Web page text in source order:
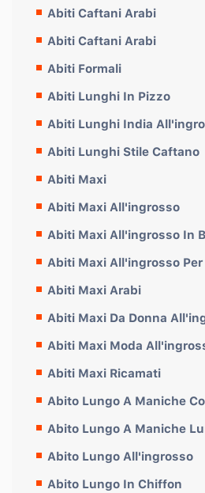
Abiti Caftani Arabi
Abiti Caftani Arabi
Abiti Formali
Abiti Lunghi In Pizzo
Abiti Lunghi India
Abiti Lunghi Stile Caftano
Abiti Maxi
Abiti Maxi All'ingrosso
Abiti Maxi All'ingrosso In
Abiti Maxi All'ingrosso Per
Abiti Maxi Arabi
Abiti Maxi Da Donna
Abiti Maxi Moda
Abiti Maxi Ricamati
Abito Lungo A Maniche
Abito Lungo A Maniche
Abito Lungo All'ingrosso
Abito Lungo In Chiffon